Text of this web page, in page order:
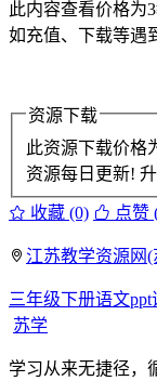
此内容查看价格为3
如充值、下载等遇
资源下载
此资源下载价格
资源每日更新!
收藏 (0) 点赞
江苏教学资源网(
三年级下册语文ppt
苏学
学习从来无捷径，